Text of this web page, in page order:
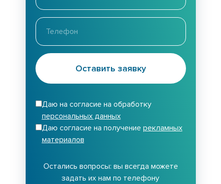
Оставить заявку
Даю на согласие на обработку
персональных данных
Даю согласие на получение рекламных
материалов
Остались вопросы: вы всегда можете
задать их нам по телефону